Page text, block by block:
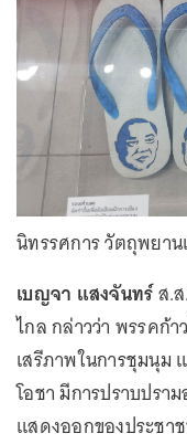
นิทรรศการ วัตถุพยา
เบญจา แสงจันทร์ส.
ไกล กล่าวว่า พรรคก้
เสรีภาพในการชุมนุม
โอชา มีการปราบปร
แสดงออกของประชา